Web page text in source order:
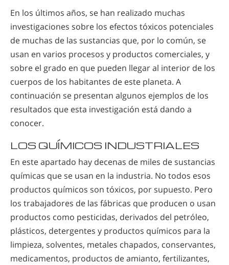
En los últimos años, se han realizado muchas
investigaciones sobre los efectos tóxicos potenciales
de muchas de las sustancias que, por lo común, se
usan en varios procesos y productos comerciales, y
sobre el grado en que pueden llegar al interior de los
cuerpos de los habitantes de este planeta. A
continuación se presentan algunos ejemplos de los
resultados que esta investigación está dando a
conocer.
LOS QUÍMICOS INDUSTRIALES
En este apartado hay decenas de miles de sustancias
químicas que se usan en la industria. No todos esos
productos químicos son tóxicos, por supuesto. Pero
los trabajadores de las fábricas que producen o usan
productos como pesticidas, derivados del petróleo,
plásticos, detergentes y productos químicos para la
limpieza, solventes, metales chapados, conservantes,
medicamentos, productos de amianto, fertilizantes,